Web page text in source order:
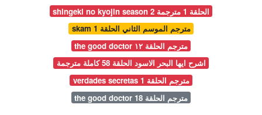
shingeki no kyojin season 2 الحلقة 1 مترجمة
skam مترجم الموسم الثاني الحلقة 1
the good doctor مترجم الحلقة ١٢
اشرح ايها البحر الاسود الحلقة 58 كاملة مترجمة
verdades secretas مترجم الحلقة 1
the good doctor مترجم الحلقة 18